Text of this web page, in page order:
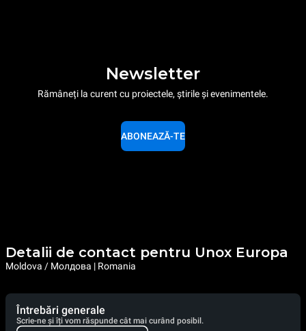
Newsletter
Rămâneți la curent cu proiectele, știrile și evenimentele.
ABONEAZĂ-TE
Detalii de contact pentru Unox Europa
Moldova / Молдова | Romania
Întrebări generale
Scrie-ne și îți vom răspunde cât mai curând posibil.